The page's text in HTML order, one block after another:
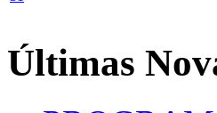
Últimas